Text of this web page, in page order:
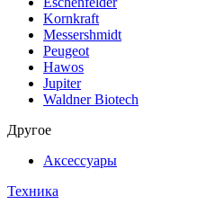
Kornkraft
Messershmidt
Peugeot
Hawos
Jupiter
Waldner Biotech
Другое
Аксессуары
Техника